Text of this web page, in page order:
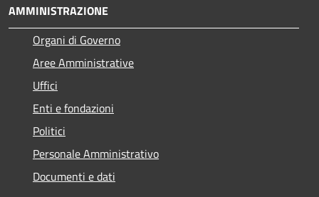
AMMINISTRAZIONE
Organi di Governo
Aree Amministrative
Uffici
Enti e fondazioni
Politici
Personale Amministrativo
Documenti e dati